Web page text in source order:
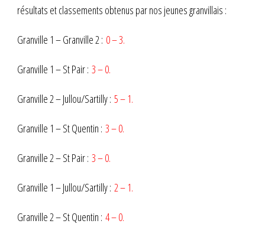
résultats et classements obtenus par nos jeunes granvillais :
Granville 1 – Granville 2 : 0 – 3.
Granville 1 – St Pair : 3 – 0.
Granville 2 – Jullou/Sartilly : 5 – 1.
Granville 1 – St Quentin : 3 – 0.
Granville 2 – St Pair : 3 – 0.
Granville 1 – Jullou/Sartilly : 2 – 1.
Granville 2 – St Quentin : 4 – 0.